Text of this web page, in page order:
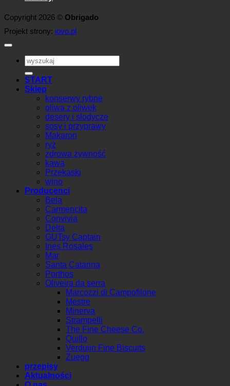
Copyright 2026 © Obrigado
Projekt strony: iovo.pl
Szukaj:
START
Sklep
konserwy rybne
oliwa z oliwek
desery i słodycze
sosy i przyprawy
Makaron
ryż
zdrowa żywność
kawa
Przekaski
wino
Producenci
Bela
Carmencita
Convivia
Delta
GUTsy Captain
Ines Rosales
Mar
Santa Catarina
Porthos
Oliveira da serra
Marcozzi di Campofilone
Mestre
Minerva
Strampelli
The Fine Cheese Co.
Quillo
Verduijn Fine Biscuits
Zuegg
przepisy
Aktualności